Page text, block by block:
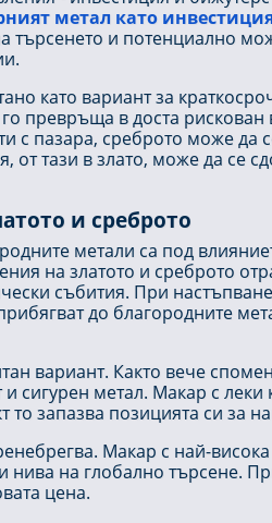
метал като
търсенето и потенциално
като вариант за
превръща в доста
с пазара, среброто може
от тази в злато, може да се
и среброто
метали са под
на златото и среброто
събития. При
до благородните
вариант. Както вече
и сигурен метал. Макар с
то запазва позицията си за
Макар с най-
нива на глобално търсене.
цена.